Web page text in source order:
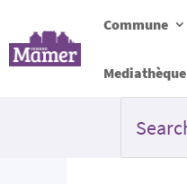
Commune
Mediathèque